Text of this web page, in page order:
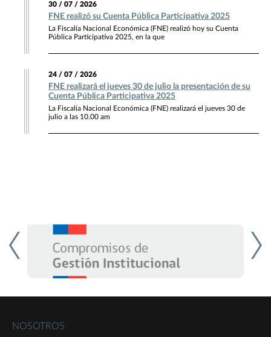
30 / 07 / 2026
FNE realizó su Cuenta Pública Participativa 2025
La Fiscalía Nacional Económica (FNE) realizó hoy su Cuenta
Pública Participativa 2025, en la que
24 / 07 / 2026
FNE realizará el jueves 30 de julio la presentación de su
Cuenta Pública Participativa 2025
La Fiscalía Nacional Económica (FNE) realizará el jueves 30 de
julio a las 10.00 am
NOSOTROS